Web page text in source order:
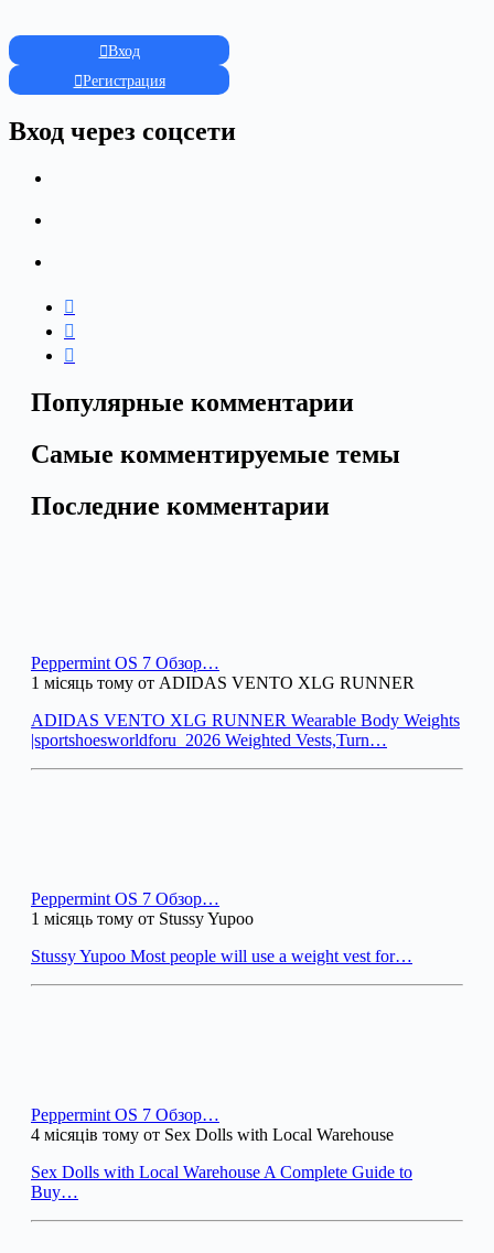
Вход
Регистрация
Вход через соцсети
Популярные комментарии
Самые комментируемые темы
Последние комментарии
Peppermint OS 7 Обзор…
1 місяць тому от ADIDAS VENTO XLG RUNNER
ADIDAS VENTO XLG RUNNER Wearable Body Weights
|sportshoesworldforu_2026 Weighted Vests,Turn…
Peppermint OS 7 Обзор…
1 місяць тому от Stussy Yupoo
Stussy Yupoo Most people will use a weight vest for…
Peppermint OS 7 Обзор…
4 місяців тому от Sex Dolls with Local Warehouse
Sex Dolls with Local Warehouse A Complete Guide to
Buy…